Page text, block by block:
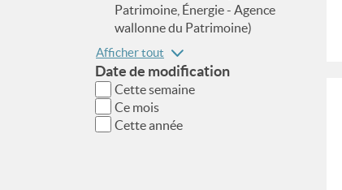
Patrimoine, Énergie - Agence
wallonne du Patrimoine)
Afficher tout
Date de modification
Cette semaine
Ce mois
Cette année